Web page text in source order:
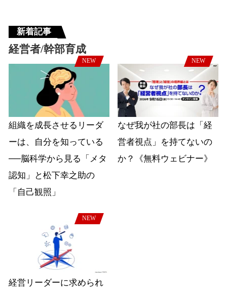
新着記事
経営者/幹部育成
NEW
組織を成長させるリーダ
ーは、自分を知っている
──脳科学から見る「メタ
認知」と松下幸之助の
「自己観照」
NEW
なぜ我が社の部長は「経
営者視点」を持てないの
か？《無料ウェビナー》
NEW
経営リーダーに求められ